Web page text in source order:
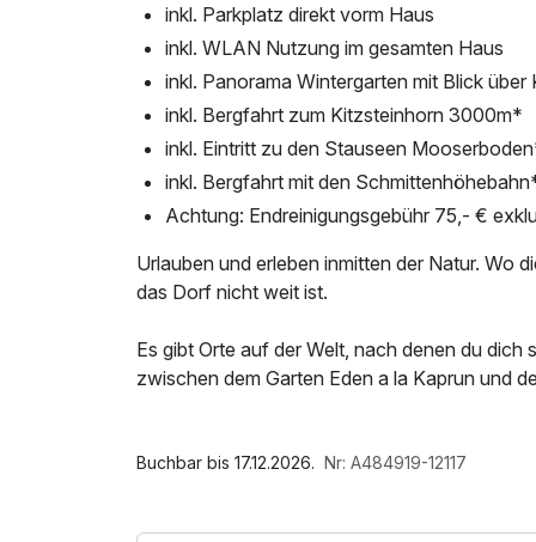
inkl. Parkplatz direkt vorm Haus
inkl. WLAN Nutzung im gesamten Haus
inkl. Panorama Wintergarten mit Blick über
inkl. Bergfahrt zum Kitzsteinhorn 3000m*
inkl. Eintritt zu den Stauseen
inkl. Bergfahrt mit den
Achtung: Endreinigungsgebühr 75,- €
Urlauben und erleben inmitten der Natur. Wo
das Dorf nicht weit ist.
Es gibt Orte auf der Welt, nach denen du
zwischen dem Garten Eden a la Kaprun und
Menge Glücksmomenten.
1 Flasche Mineralwasser, Parkplatz, 1 x
Buchbar bis 17.12.2026. Nr: A484919-12117